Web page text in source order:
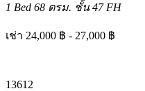
1 Bed 68 ตรม. ชั้น 47 FH
เช่า 24,000 ฿ - 27,000 ฿
13612